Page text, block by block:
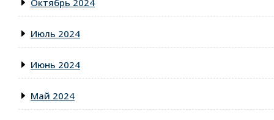
Октябрь 2024
Июль 2024
Июнь 2024
Май 2024